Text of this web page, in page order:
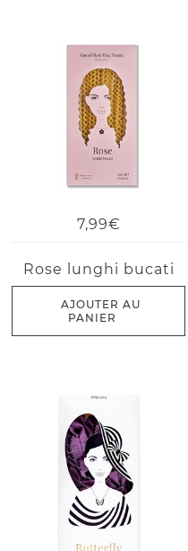
7,99€
Rose lunghi bucati
AJOUTER AU
PANIER